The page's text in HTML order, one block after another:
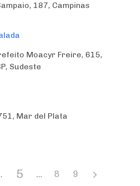
187, Campinas
Moacyr Freire, 615,
Sudeste
Mar del Plata
5 8 9